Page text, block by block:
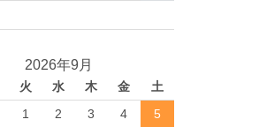
2026年9月
火 水 木 金 土
1 2 3 4 5